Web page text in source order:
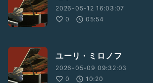
2026-05-12 16:03:07
0
05:54
ユーリ・ミロノフ
2026-05-09 09:32:03
0
10:20